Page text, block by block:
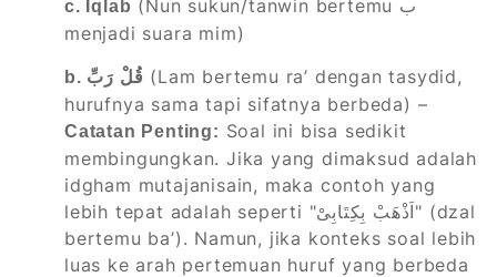
c. Iqlab (Nun sukun/tanwin bertemu ب
menjadi suara mim)
b. قُلْ رَبِّ (Lam bertemu ra’ dengan tasydid,
hurufnya sama tapi sifatnya berbeda) –
Catatan Penting: Soal ini bisa sedikit
membingungkan. Jika yang dimaksud adalah
idgham mutajanisain, maka contoh yang
lebih tepat adalah seperti "اَذْهَبْ بِكِتَابِىْ" (dzal
bertemu ba’). Namun, jika konteks soal lebih
luas ke arah pertemuan huruf yang berbeda